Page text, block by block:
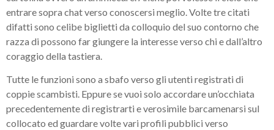
entrare sopra chat verso conoscersi meglio. Volte tre citati
difatti sono celibe biglietti da colloquio del suo contorno che
razza di possono far giungere la interesse verso chi e dall’altro
coraggio della tastiera.
Tutte le funzioni sono a sbafo verso gli utenti registrati di
coppie scambisti. Eppure se vuoi solo accordare un’occhiata
precedentemente di registrarti e verosimile barcamenarsi sul
collocato ed guardare volte vari profili pubblici verso